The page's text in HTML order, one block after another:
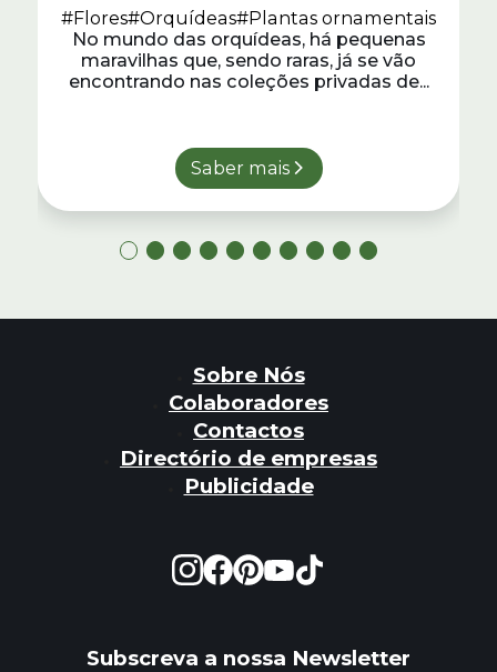
#Flores#Orquídeas#Plantas ornamentais
No mundo das orquídeas, há pequenas
maravilhas que, sendo raras, já se vão
encontrando nas coleções privadas de...
Saber mais
Sobre Nós
Colaboradores
Contactos
Directório de empresas
Publicidade
Subscreva a nossa Newsletter